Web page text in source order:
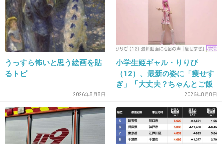
14. 匿名 2015/02/19(木) 21:48:48
堀北真希タバコ吸ってるのにほんと綺麗だね
+25
15. 匿名2015/02/19(木) 21:48:57
出典：s.okmusic.jp
うっすら怖いと思う絵画を貼
るトピ
2026年8月8日
小学生姫ギャル・りりぴ
（12）、最新の姿に「痩せす
ぎ」「大丈夫？ちゃんとご飯
食べてね」など心配の声2026年8月8日